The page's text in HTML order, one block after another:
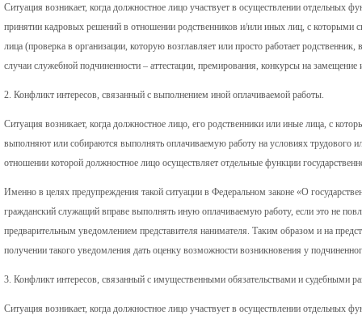
Ситуация возникает, когда должностное лицо участвует в осуществлении отдельных
принятии кадровых решений в отношении родственников и/или иных лиц, с которыми
лица (проверка в организации, которую возглавляет или просто работает
случаи служебной подчиненности – аттестации, премирования, конкурсы на замещение
2. Конфликт интересов, связанный с выполнением иной оплачиваемой работы.
Ситуация возникает, когда должностное лицо, его родственники или иные лица, с
выполняют или собираются выполнять оплачиваемую работу на условиях трудового
отношении которой должностное лицо осуществляет отдельные функции
Именно в целях предупреждения такой ситуации в Федеральном законе «О
гражданский служащий вправе выполнять иную оплачиваемую работу, если это не
предварительным уведомлением представителя нанимателя. Таким образом и на
получении такого уведомления дать оценку возможности возникновения у
3. Конфликт интересов, связанный с имущественными обязательствами и судебными
Ситуация возникает, когда должностное лицо участвует в осуществлении отдельных